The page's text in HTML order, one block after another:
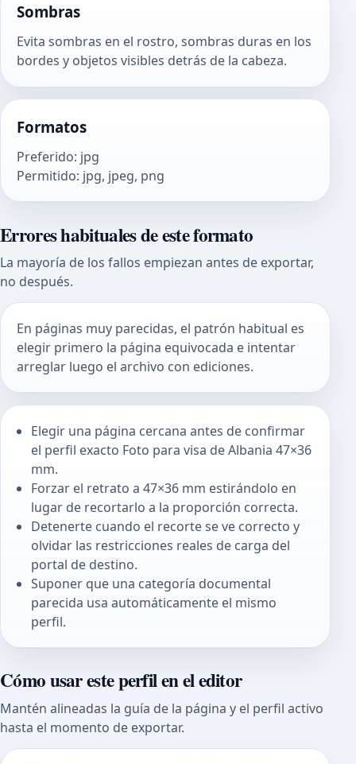
Sombras
Evita sombras en el rostro, sombras duras en los
bordes y objetos visibles detrás de la cabeza.
Formatos
Preferido: jpg
Permitido: jpg, jpeg, png
Errores habituales de este formato
La mayoría de los fallos empiezan antes de exportar,
no después.
En páginas muy parecidas, el patrón habitual es
elegir primero la página equivocada e intentar
arreglar luego el archivo con ediciones.
Elegir una página cercana antes de confirmar
el perfil exacto Foto para visa de Albania 47×36
mm.
Forzar el retrato a 47×36 mm estirándolo en
lugar de recortarlo a la proporción correcta.
Detenerte cuando el recorte se ve correcto y
olvidar las restricciones reales de carga del
portal de destino.
Suponer que una categoría documental
parecida usa automáticamente el mismo
perfil.
Cómo usar este perfil en el editor
Mantén alineadas la guía de la página y el perfil activo
hasta el momento de exportar.